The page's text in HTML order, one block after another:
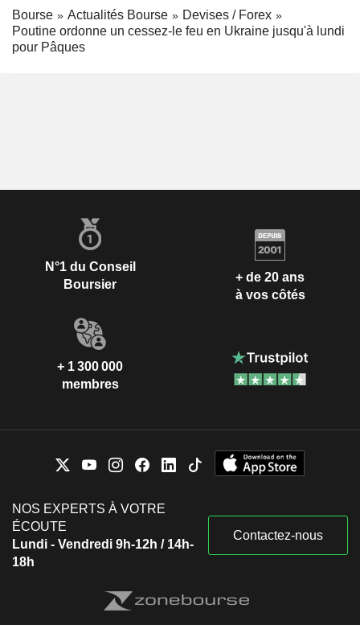
Bourse Actualités Bourse
Devises / Forex
Poutine ordonne un cessez-le feu en Ukraine jusqu'à lundi
pour Pâques
N°1 du Conseil
Boursier
+ de 20 ans
à vos côtés
+ 1 300 000
membres
NOS EXPERTS À VOTRE
ÉCOUTE
Lundi - Vendredi 9h-12h / 14h-
18h
Contactez-nous